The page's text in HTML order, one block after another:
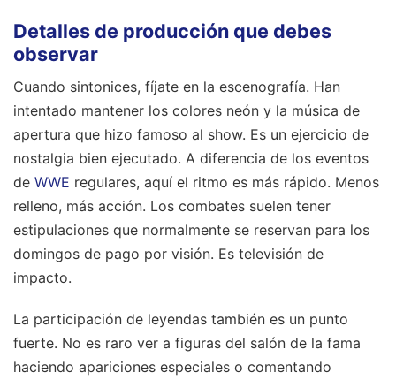
Detalles de producción que debes
observar
Cuando sintonices, fíjate en la escenografía. Han
intentado mantener los colores neón y la música de
apertura que hizo famoso al show. Es un ejercicio de
nostalgia bien ejecutado. A diferencia de los eventos
de WWE regulares, aquí el ritmo es más rápido. Menos
relleno, más acción. Los combates suelen tener
estipulaciones que normalmente se reservan para los
domingos de pago por visión. Es televisión de
impacto.
La participación de leyendas también es un punto
fuerte. No es raro ver a figuras del salón de la fama
haciendo apariciones especiales o comentando